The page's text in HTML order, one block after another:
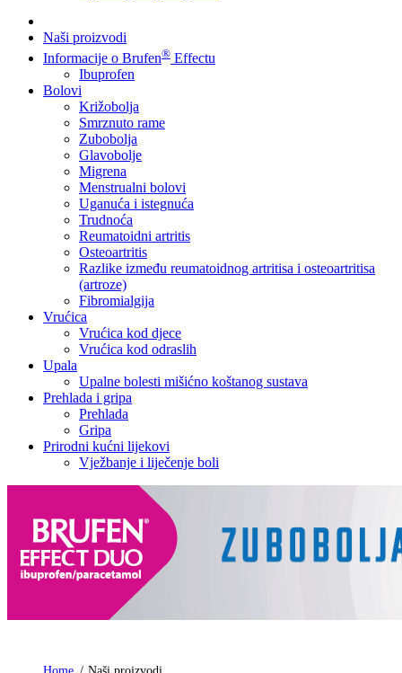
Naši proizvodi
Informacije o Brufen® Effectu
Ibuprofen
Bolovi
Križobolja
Smrznuto rame
Zubobolja
Glavobolje
Migrena
Menstrualni bolovi
Uganuća i istegnuća
Trudnoća
Reumatoidni artritis
Osteoartritis
Razlike između reumatoidnog artritisa i osteoartritisa
(artroze)
Fibromialgija
Vrućica
Vrućica kod djece
Vrućica kod odraslih
Upala
Upalne bolesti mišićno koštanog sustava
Prehlada i gripa
Prehlada
Gripa
Prirodni kućni lijekovi
Vježbanje i liječenje boli